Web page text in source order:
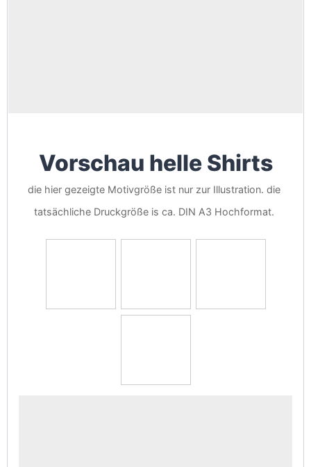
Vorschau helle Shirts